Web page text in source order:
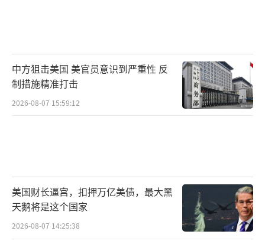
这些国之重器的展示不是为了炫耀或侵
略，而是为了保卫和平。科研人员在艰苦条件
下铸造这些利剑，正是为了确保我们不再受欺
凌。今天我们坦荡地展示这一切，表明我们珍
（责任编辑：卢其龙 CM0882）
中方狙击美国 美官员意识到严重性 反
制措施精准打击
2026-08-07 15:59:12
美国财长逼宫，扣押万亿美债，最大黑
天鹅将是这个国家
2026-08-07 14:25:38